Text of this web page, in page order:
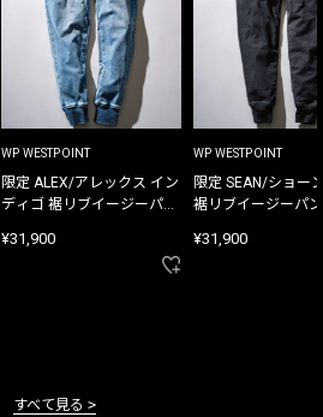
WP WESTPOINT
限定 ALEX/アレックス イン
ディゴ 裾リブイージーパン
¥31,900
WP WESTPOINT
限定 SEAN/ショー
裾リブイージーパ
¥31,900
すべて見る